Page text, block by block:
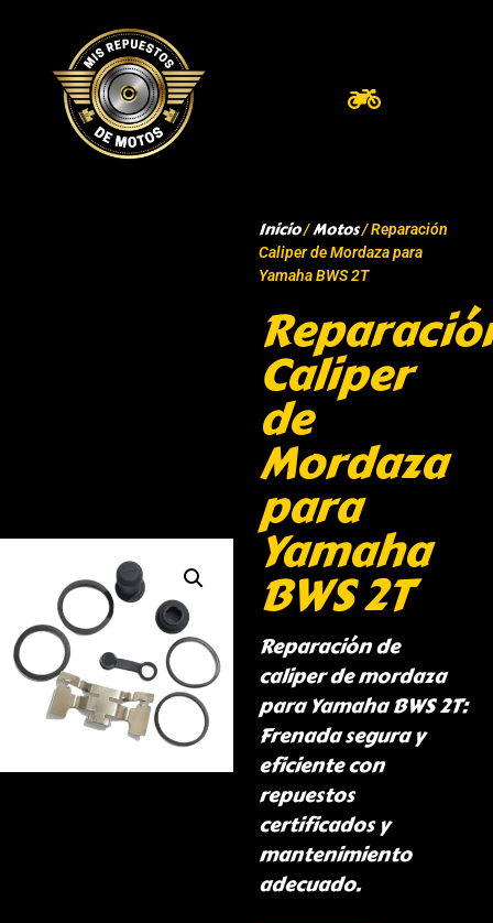
Inicio/Motos/ Reparación
Caliper de Mordaza para
Yamaha BWS 2T
Caliper
de
Mordaza
para
Yamaha
BWS 2T
Reparación de
caliper de mordaza
para Yamaha BWS 2T:
Frenada segura y
eficiente con
repuestos
certificados y
mantenimiento
adecuado.